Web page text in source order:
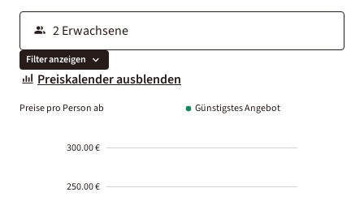
Filter anzeigen
Preiskalender ausblenden
Preise pro Person ab Günstigstes Angebot
300.00 €
250.00 €